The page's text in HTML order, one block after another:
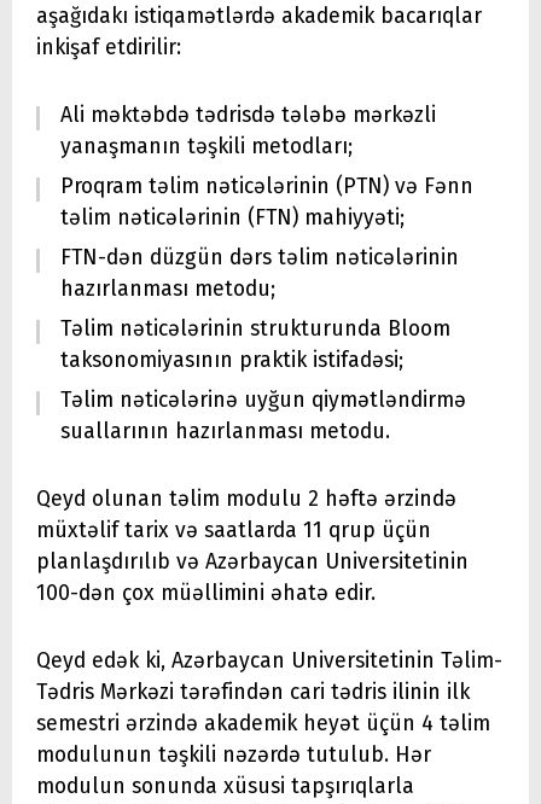
aşağıdakı istiqamətlərdə akademik bacarıqlar
inkişaf etdirilir:
Ali məktəbdə tədrisdə tələbə mərkəzli
yanaşmanın təşkili metodları;
Proqram təlim nəticələrinin (PTN) və Fənn
təlim nəticələrinin (FTN) mahiyyəti;
FTN-dən düzgün dərs təlim nəticələrinin
hazırlanması metodu;
Təlim nəticələrinin strukturunda Bloom
taksonomiyasının praktik istifadəsi;
Təlim nəticələrinə uyğun qiymətləndirmə
suallarının hazırlanması metodu.
Qeyd olunan təlim modulu 2 həftə ərzində
müxtəlif tarix və saatlarda 11 qrup üçün
planlaşdırılıb və Azərbaycan Universitetinin
100-dən çox müəllimini əhatə edir.
Qeyd edək ki, Azərbaycan Universitetinin Təlim-
Tədris Mərkəzi tərəfindən cari tədris ilinin ilk
semestri ərzində akademik heyət üçün 4 təlim
modulunun təşkili nəzərdə tutulub. Hər
modulun sonunda xüsusi tapşırıqlarla